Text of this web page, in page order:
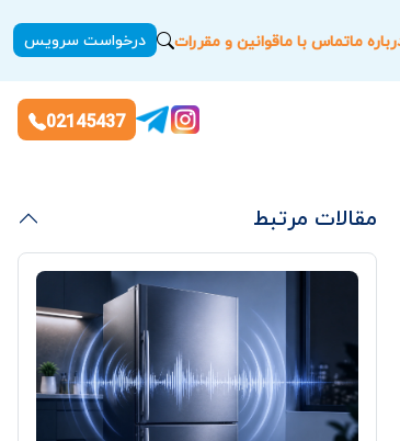
ماتماس با ماقوانین و مقررات درخواست سرویس
02145437
مقالات مرتبط